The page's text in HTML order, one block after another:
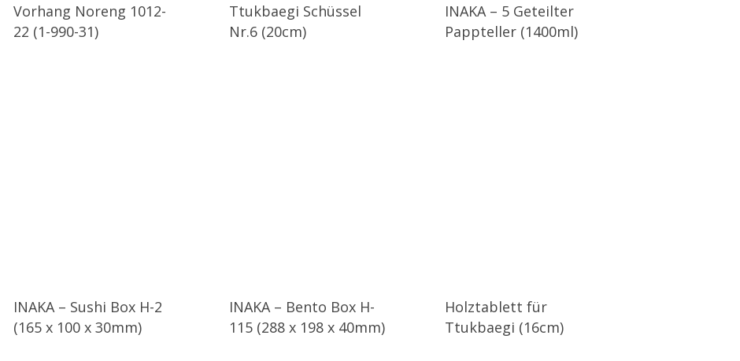
Vorhang Noreng 1012-
22 (1-990-31)
Ttukbaegi Schüssel
Nr.6 (20cm)
INAKA – 5 Geteilter
Pappteller (1400ml)
INAKA – Sushi Box H-2
(165 x 100 x 30mm)
INAKA – Bento Box H-
115 (288 x 198 x 40mm)
Holztablett für
Ttukbaegi (16cm)